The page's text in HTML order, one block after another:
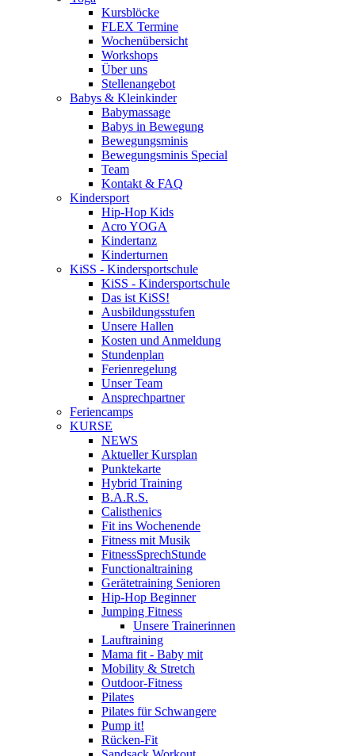
Kursblöcke
FLEX Termine
Wochenübersicht
Workshops
Über uns
Stellenangebot
Babys & Kleinkinder
Babymassage
Babys in Bewegung
Bewegungsminis
Bewegungsminis Special
Team
Kontakt & FAQ
Kindersport
Hip-Hop Kids
Acro YOGA
Kindertanz
Kinderturnen
KiSS - Kindersportschule
KiSS - Kindersportschule
Das ist KiSS!
Ausbildungsstufen
Unsere Hallen
Kosten und Anmeldung
Stundenplan
Ferienregelung
Unser Team
Ansprechpartner
Feriencamps
KURSE
NEWS
Aktueller Kursplan
Punktekarte
Hybrid Training
B.A.R.S.
Calisthenics
Fit ins Wochenende
Fitness mit Musik
FitnessSprechStunde
Functionaltraining
Gerätetraining Senioren
Hip-Hop Beginner
Jumping Fitness
Unsere Trainerinnen
Lauftraining
Mama fit - Baby mit
Mobility & Stretch
Outdoor-Fitness
Pilates
Pilates für Schwangere
Pump it!
Rücken-Fit